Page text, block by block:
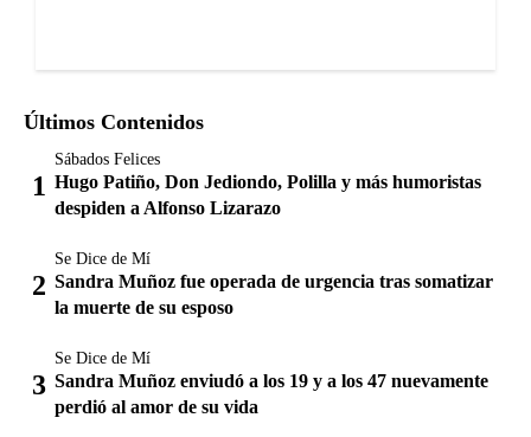
Últimos Contenidos
Sábados Felices
Hugo Patiño, Don Jediondo, Polilla y más humoristas
despiden a Alfonso Lizarazo
Se Dice de Mí
Sandra Muñoz fue operada de urgencia tras somatizar
la muerte de su esposo
Se Dice de Mí
Sandra Muñoz enviudó a los 19 y a los 47 nuevamente
perdió al amor de su vida